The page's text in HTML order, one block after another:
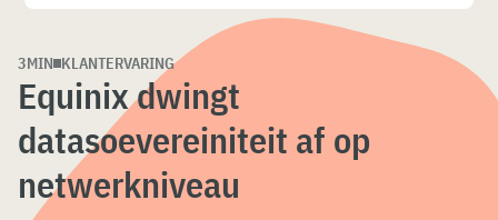
3MIN KLANTERVARING
Equinix dwingt
datasoevereiniteit af op
netwerkniveau